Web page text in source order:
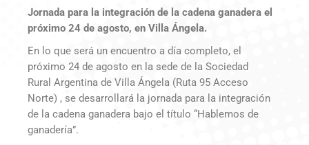
Jornada para la integración de la cadena ganadera el
próximo 24 de agosto, en Villa Ángela.
En lo que será un encuentro a día completo, el
próximo 24 de agosto en la sede de la Sociedad
Rural Argentina de Villa Ángela (Ruta 95 Acceso
Norte) , se desarrollará la jornada para la integración
de la cadena ganadera bajo el título “Hablemos de
ganadería”.